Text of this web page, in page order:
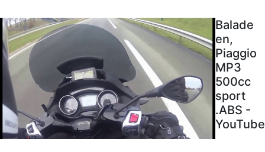
Balade
en,
Piaggio
MP3
500cc
sport
.ABS -
YouTube